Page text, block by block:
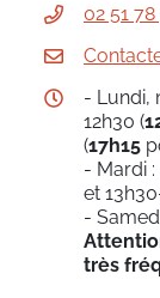
02 51
- Lundi,
12h30 (
(17h15
- Mardi :
et
-
très